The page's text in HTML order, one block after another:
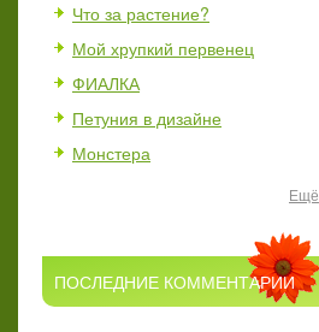
Что за растение?
Мой хрупкий первенец
ФИАЛКА
Петуния в дизайне
Монстера
Ещё
ПОСЛЕДНИЕ КОММЕНТАРИИ